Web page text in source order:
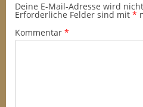
Deine E-Mail-Adresse wird
Erforderliche Felder sind mit *
Kommentar *